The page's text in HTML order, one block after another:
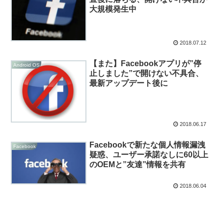
大規模発生中
2018.07.12
Android OS
【また】Facebookアプリが”停
止しました”で開けない不具合、
最新アップデート後に
2018.06.17
Facebook
Facebookで新たな個人情報漏洩
疑惑、ユーザー承諾なしに60以上
のOEMと”友達”情報を共有
2018.06.04